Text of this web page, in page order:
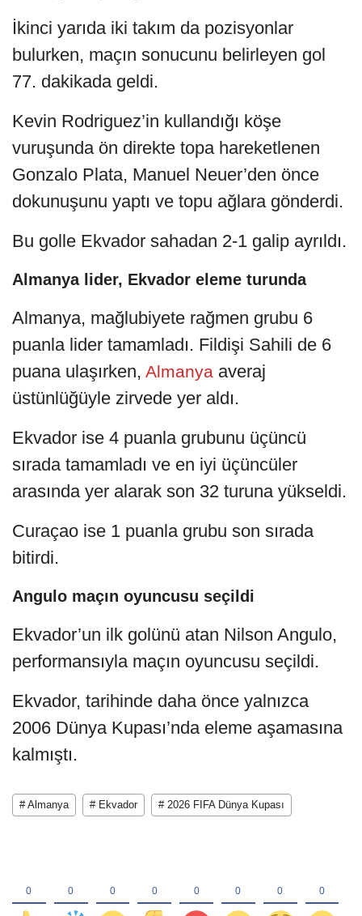
İkinci yarıda iki takım da pozisyonlar
bulurken, maçın sonucunu belirleyen gol
77. dakikada geldi.
Kevin Rodriguez’in kullandığı köşe
vuruşunda ön direkte topa hareketlenen
Gonzalo Plata, Manuel Neuer’den önce
dokunuşunu yaptı ve topu ağlara gönderdi.
Bu golle Ekvador sahadan 2-1 galip ayrıldı.
Almanya lider, Ekvador eleme turunda
Almanya, mağlubiyete rağmen grubu 6
puanla lider tamamladı. Fildişi Sahili de 6
puana ulaşırken, Almanya averaj
üstünlüğüyle zirvede yer aldı.
Ekvador ise 4 puanla grubunu üçüncü
sırada tamamladı ve en iyi üçüncüler
arasında yer alarak son 32 turuna yükseldi.
Curaçao ise 1 puanla grubu son sırada
bitirdi.
Angulo maçın oyuncusu seçildi
Ekvador’un ilk golünü atan Nilson Angulo,
performansıyla maçın oyuncusu seçildi.
Ekvador, tarihinde daha önce yalnızca
2006 Dünya Kupası’nda eleme aşamasına
kalmıştı.
# Almanya # Ekvador # 2026 FIFA Dünya Kupası